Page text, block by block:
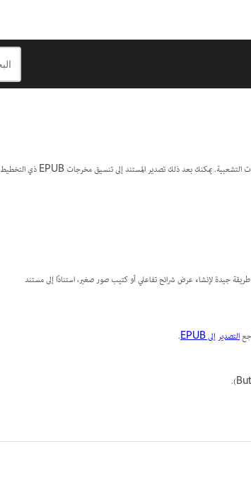
يمكنك إنشاء مستندات InDesign التي تتضمن عناصر تحكم تفاعلية مثل الأزرار والأفلام وملفات الصوت والرسوم المتحركة والارتباطات التشعبية. يمكنك بعد ذلك تصدير المستند إلى تنسيق مخرجات EPUB ذي التخطيط
عندما تصدّر مستند InDesign إلى EPUB، يمكنك إنشاء ملف تفاعلي جاهز للعرض في قارئ EPUB. يُعدّ التصدير إلى EPUB طريقة جيدة لإنشاء عرض شرائح تفاعلي أو كتيب صور صغير، استنادًا إلى مستند
التصدير إلى EPUB
.